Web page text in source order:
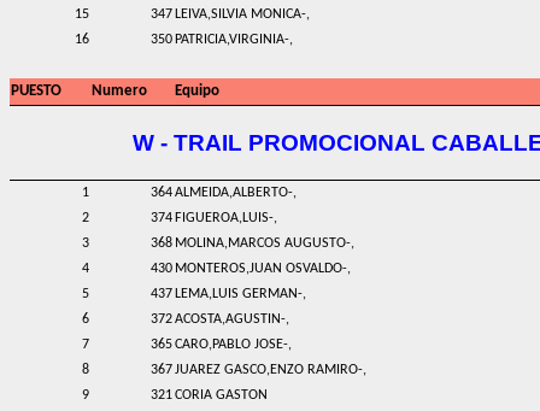
15
347 LEIVA,SILVIA MONICA-,
16
350 PATRICIA,VIRGINIA-,
PUESTO Numero Equipo
W - TRAIL PROMOCIONAL
1 364ALMEIDA,ALBERTO-,
2
374 FIGUEROA,LUIS-,
3
368 MOLINA,MARCOS AUGUSTO-,
4
430 MONTEROS,JUAN OSVALDO-,
5
437 LEMA,LUIS GERMAN-,
6
372ACOSTA,AGUSTIN-,
7
365CARO,PABLO JOSE-,
8
367JUAREZ GASCO,ENZO RAMIRO-,
9
321CORIA GASTON